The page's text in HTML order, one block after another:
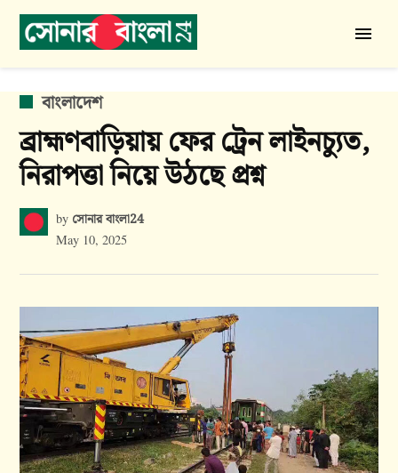
Skip
বাংলা
24
POSTED
বাংলাদেশ
ব্রাহ্মণবাড়িয়ায় ফের ট্রেন লাইনচ্যুত,
নিরাপত্তা নিয়ে উঠছে প্রশ্ন
by সোনার বাংলা24
May 10, 2025